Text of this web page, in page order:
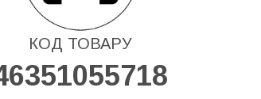
КОД ТОВАРУ